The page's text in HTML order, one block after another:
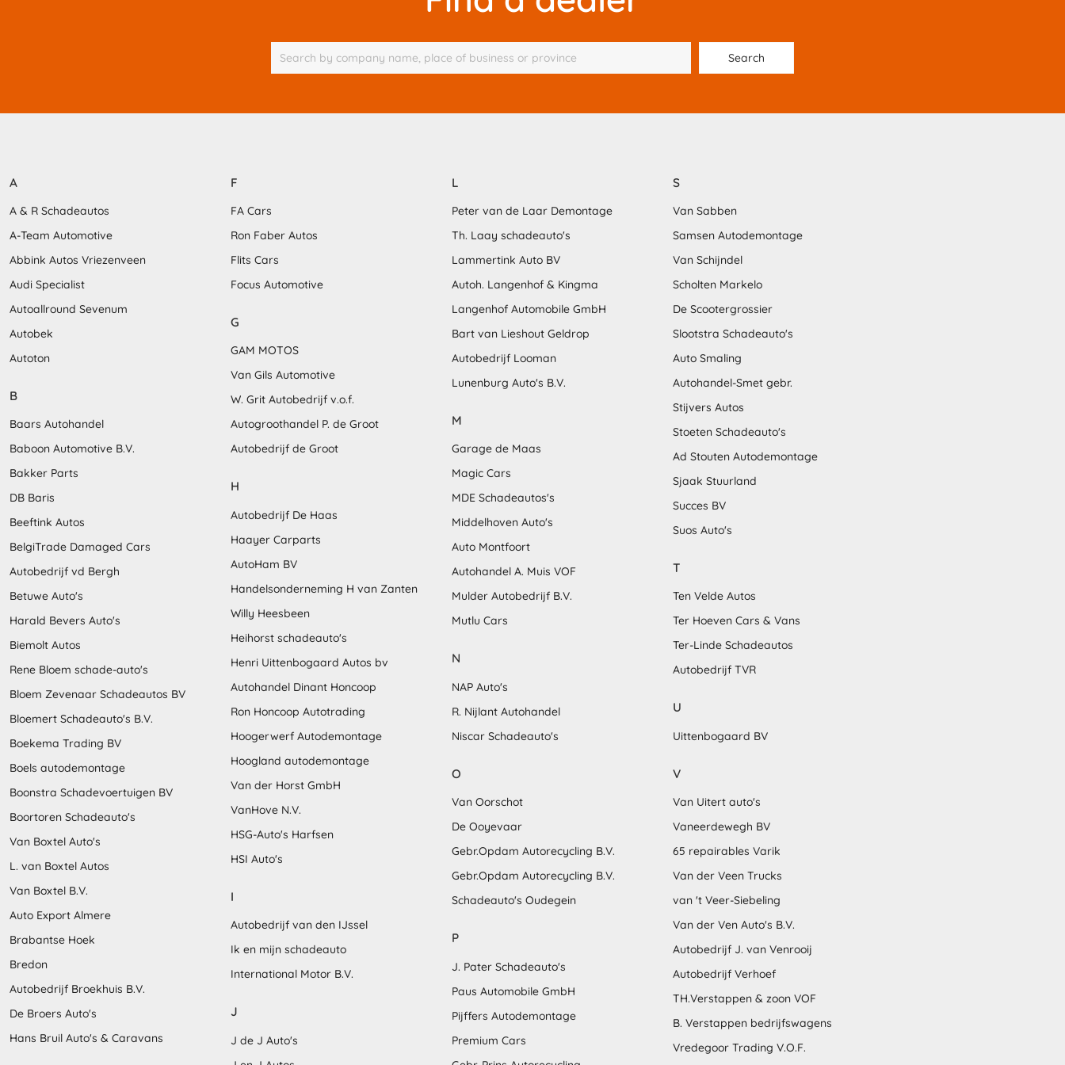
A
A & R Schadeautos
A-Team Automotive
Abbink Autos Vriezenveen
Audi Specialist
Autoallround Sevenum
Autobek
Autoton
B
Baars Autohandel
Baboon Automotive B.V.
Bakker Parts
DB Baris
Beeftink Autos
BelgiTrade Damaged Cars
Autobedrijf vd Bergh
Betuwe Auto's
Harald Bevers Auto's
Biemolt Autos
Rene Bloem schade-auto's
Bloem Zevenaar Schadeautos BV
Bloemert Schadeauto's B.V.
Boekema Trading BV
Boels autodemontage
Boonstra Schadevoertuigen BV
Boortoren Schadeauto's
Van Boxtel Auto's
L. van Boxtel Autos
Van Boxtel B.V.
Auto Export Almere
Brabantse Hoek
Bredon
Autobedrijf Broekhuis B.V.
De Broers Auto's
Hans Bruil Auto's & Caravans
F
FA Cars
Ron Faber Autos
Flits Cars
Focus Automotive
G
GAM MOTOS
Van Gils Automotive
W. Grit Autobedrijf v.o.f.
Autogroothandel P. de Groot
Autobedrijf de Groot
H
Autobedrijf De Haas
Haayer Carparts
AutoHam BV
Handelsonderneming H van Zanten
Willy Heesbeen
Heihorst schadeauto's
Henri Uittenbogaard Autos bv
Autohandel Dinant Honcoop
Ron Honcoop Autotrading
Hoogerwerf Autodemontage
Hoogland autodemontage
Van der Horst GmbH
VanHove N.V.
HSG-Auto's Harfsen
HSI Auto's
I
Autobedrijf van den IJssel
Ik en mijn schadeauto
International Motor B.V.
J
J de J Auto's
L
Peter van de Laar Demontage
Th. Laay schadeauto's
Lammertink Auto BV
Autoh. Langenhof & Kingma
Langenhof Automobile GmbH
Bart van Lieshout Geldrop
Autobedrijf Looman
Lunenburg Auto's B.V.
M
Garage de Maas
Magic Cars
MDE Schadeautos's
Middelhoven Auto's
Auto Montfoort
Autohandel A. Muis VOF
Mulder Autobedrijf B.V.
Mutlu Cars
N
NAP Auto's
R. Nijlant Autohandel
Niscar Schadeauto's
O
Van Oorschot
De Ooyevaar
Gebr.Opdam Autorecycling B.V.
Gebr.Opdam Autorecycling B.V.
Schadeauto's Oudegein
P
J. Pater Schadeauto's
Paus Automobile GmbH
Pijffers Autodemontage
Premium Cars
S
Van Sabben
Samsen Autodemontage
Van Schijndel
Scholten Markelo
De Scootergrossier
Slootstra Schadeauto's
Auto Smaling
Autohandel-Smet gebr.
Stijvers Autos
Stoeten Schadeauto's
Ad Stouten Autodemontage
Sjaak Stuurland
Succes BV
Suos Auto's
T
Ten Velde Autos
Ter Hoeven Cars & Vans
Ter-Linde Schadeautos
Autobedrijf TVR
U
Uittenbogaard BV
V
Van Uitert auto's
Vaneerdewegh BV
65 repairables Varik
Van der Veen Trucks
van 't Veer-Siebeling
Van der Ven Auto's B.V.
Autobedrijf J. van Venrooij
Autobedrijf Verhoef
TH.Verstappen & zoon VOF
B. Verstappen bedrijfswagens
Vredegoor Trading V.O.F.